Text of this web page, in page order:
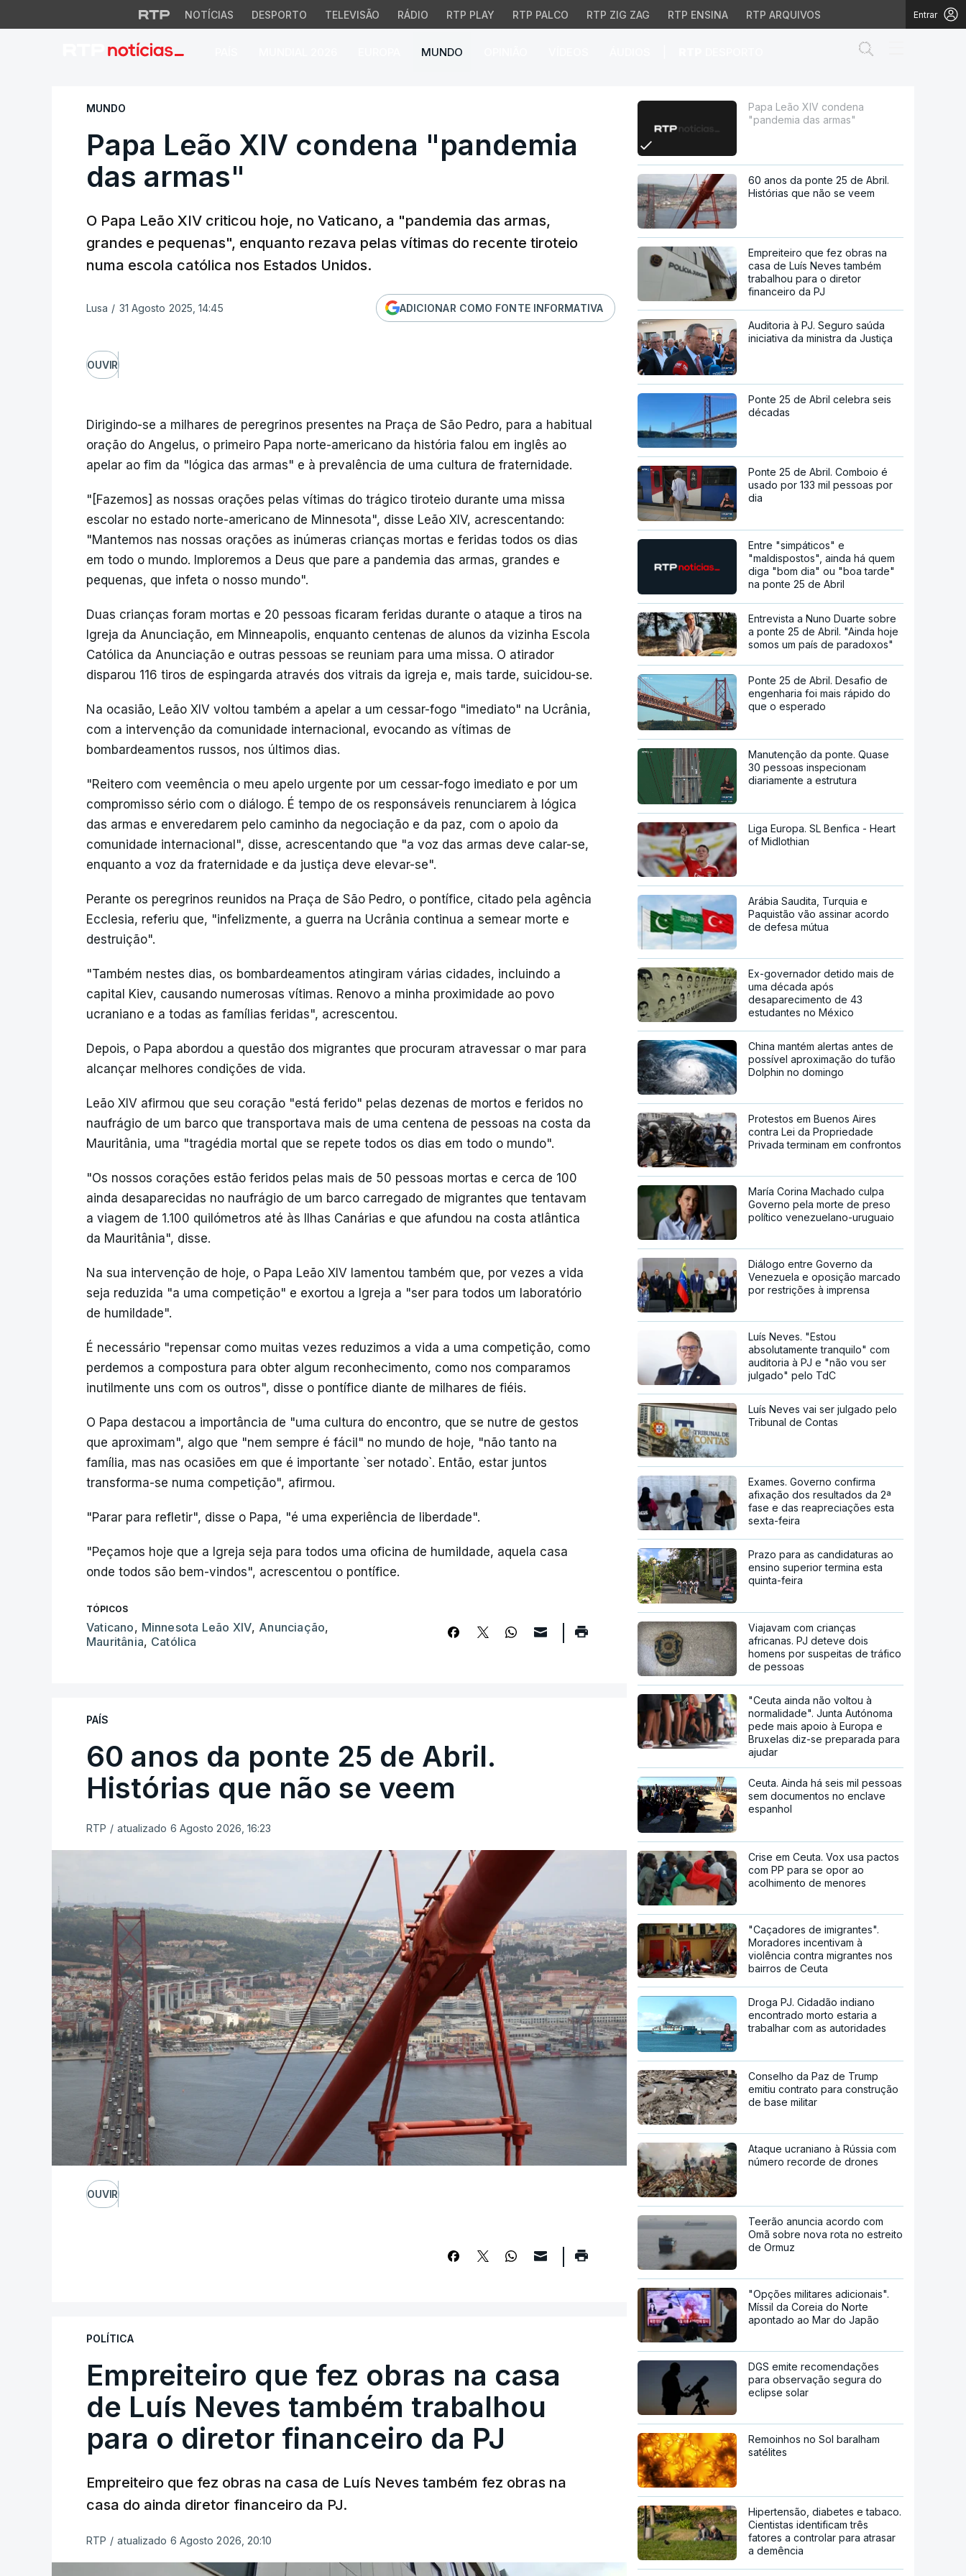
NOTÍCIAS DESPORTO TELEVISÃO RÁDIO RTP PLAY RTP PALCO RTP ZIG ZAG RTP ENSINA RTP ARQUIVOS Entrar
MUNDO
Papa Leão XIV condena "pandemia das armas"
MUNDO
Papa Leão XIV condena "pandemia
das armas"
O Papa Leão XIV criticou hoje, no Vaticano, a "pandemia das armas,
grandes e pequenas", enquanto rezava pelas vítimas do recente tiroteio
numa escola católica nos Estados Unidos.
Lusa / 31 Agosto 2025, 14:45 ADICIONAR COMO FONTE INFORMATIVA
OUVIR
Dirigindo-se a milhares de peregrinos presentes na Praça de São Pedro, para a habitual
oração do Angelus, o primeiro Papa norte-americano da história falou em inglês ao
apelar ao fim da "lógica das armas" e à prevalência de uma cultura de fraternidade.
"[Fazemos] as nossas orações pelas vítimas do trágico tiroteio durante uma missa
escolar no estado norte-americano de Minnesota", disse Leão XIV, acrescentando:
"Mantemos nas nossas orações as inúmeras crianças mortas e feridas todos os dias
em todo o mundo. Imploremos a Deus que pare a pandemia das armas, grandes e
pequenas, que infeta o nosso mundo".
Duas crianças foram mortas e 20 pessoas ficaram feridas durante o ataque a tiros na
Igreja da Anunciação, em Minneapolis, enquanto centenas de alunos da vizinha Escola
Católica da Anunciação e outras pessoas se reuniam para uma missa. O atirador
disparou 116 tiros de espingarda através dos vitrais da igreja e, mais tarde, suicidou-se.
Na ocasião, Leão XIV voltou também a apelar a um cessar-fogo "imediato" na Ucrânia,
com a intervenção da comunidade internacional, evocando as vítimas de
bombardeamentos russos, nos últimos dias.
"Reitero com veemência o meu apelo urgente por um cessar-fogo imediato e por um
compromisso sério com o diálogo. É tempo de os responsáveis renunciarem à lógica
das armas e enveredarem pelo caminho da negociação e da paz, com o apoio da
comunidade internacional", disse, acrescentando que "a voz das armas deve calar-se,
enquanto a voz da fraternidade e da justiça deve elevar-se".
Perante os peregrinos reunidos na Praça de São Pedro, o pontífice, citado pela agência
Ecclesia, referiu que, "infelizmente, a guerra na Ucrânia continua a semear morte e
destruição".
"Também nestes dias, os bombardeamentos atingiram várias cidades, incluindo a
capital Kiev, causando numerosas vítimas. Renovo a minha proximidade ao povo
ucraniano e a todas as famílias feridas", acrescentou.
Depois, o Papa abordou a questão dos migrantes que procuram atravessar o mar para
alcançar melhores condições de vida.
Leão XIV afirmou que seu coração "está ferido" pelas dezenas de mortos e feridos no
naufrágio de um barco que transportava mais de uma centena de pessoas na costa da
Mauritânia, uma "tragédia mortal que se repete todos os dias em todo o mundo".
"Os nossos corações estão feridos pelas mais de 50 pessoas mortas e cerca de 100
ainda desaparecidas no naufrágio de um barco carregado de migrantes que tentavam
a viagem de 1.100 quilómetros até às Ilhas Canárias e que afundou na costa atlântica
da Mauritânia", disse.
Na sua intervenção de hoje, o Papa Leão XIV lamentou também que, por vezes a vida
seja reduzida "a uma competição" e exortou a Igreja a "ser para todos um laboratório
de humildade".
É necessário "repensar como muitas vezes reduzimos a vida a uma competição, como
perdemos a compostura para obter algum reconhecimento, como nos comparamos
inutilmente uns com os outros", disse o pontífice diante de milhares de fiéis.
O Papa destacou a importância de "uma cultura do encontro, que se nutre de gestos
que aproximam", algo que "nem sempre é fácil" no mundo de hoje, "não tanto na
família, mas nas ocasiões em que é importante `ser notado`. Então, estar juntos
transforma-se numa competição", afirmou.
"Parar para refletir", disse o Papa, "é uma experiência de liberdade".
"Peçamos hoje que a Igreja seja para todos uma oficina de humildade, aquela casa
onde todos são bem-vindos", acrescentou o pontífice.
TÓPICOS
Vaticano, Minnesota Leão XIV, Anunciação,
Mauritânia, Católica
PAÍS
60 anos da ponte 25 de Abril.
Histórias que não se veem
RTP / atualizado 6 Agosto 2026, 16:23
OUVIR
POLÍTICA
Empreiteiro que fez obras na casa
de Luís Neves também trabalhou
para o diretor financeiro da PJ
Empreiteiro que fez obras na casa de Luís Neves também fez obras na
casa do ainda diretor financeiro da PJ.
RTP / atualizado 6 Agosto 2026, 20:10
Papa Leão XIV condena
"pandemia das armas"
60 anos da ponte 25 de Abril.
Histórias que não se veem
Empreiteiro que fez obras na
casa de Luís Neves também
trabalhou para o diretor
financeiro da PJ
Auditoria à PJ. Seguro saúda
iniciativa da ministra da Justiça
Ponte 25 de Abril celebra seis
décadas
Ponte 25 de Abril. Comboio é
usado por 133 mil pessoas por
dia
Entre "simpáticos" e
"maldispostos", ainda há quem
diga "bom dia" ou "boa tarde"
na ponte 25 de Abril
Entrevista a Nuno Duarte sobre
a ponte 25 de Abril. "Ainda hoje
somos um país de paradoxos"
Ponte 25 de Abril. Desafio de
engenharia foi mais rápido do
que o esperado
Manutenção da ponte. Quase
30 pessoas inspecionam
diariamente a estrutura
Liga Europa. SL Benfica - Heart
of Midlothian
Arábia Saudita, Turquia e
Paquistão vão assinar acordo
de defesa mútua
Ex-governador detido mais de
uma década após
desaparecimento de 43
estudantes no México
China mantém alertas antes de
possível aproximação do tufão
Dolphin no domingo
Protestos em Buenos Aires
contra Lei da Propriedade
Privada terminam em confrontos
María Corina Machado culpa
Governo pela morte de preso
político venezuelano-uruguaio
Diálogo entre Governo da
Venezuela e oposição marcado
por restrições à imprensa
Luís Neves. "Estou
absolutamente tranquilo" com
auditoria à PJ e "não vou ser
julgado" pelo TdC
Luís Neves vai ser julgado pelo
Tribunal de Contas
Exames. Governo confirma
afixação dos resultados da 2ª
fase e das reapreciações esta
sexta-feira
Prazo para as candidaturas ao
ensino superior termina esta
quinta-feira
Viajavam com crianças
africanas. PJ deteve dois
homens por suspeitas de tráfico
de pessoas
"Ceuta ainda não voltou à
normalidade". Junta Autónoma
pede mais apoio à Europa e
Bruxelas diz-se preparada para
ajudar
Ceuta. Ainda há seis mil pessoas
sem documentos no enclave
espanhol
Crise em Ceuta. Vox usa pactos
com PP para se opor ao
acolhimento de menores
"Caçadores de imigrantes".
Moradores incentivam à
violência contra migrantes nos
bairros de Ceuta
Droga PJ. Cidadão indiano
encontrado morto estaria a
trabalhar com as autoridades
Conselho da Paz de Trump
emitiu contrato para construção
de base militar
Ataque ucraniano à Rússia com
número recorde de drones
Teerão anuncia acordo com
Omã sobre nova rota no estreito
de Ormuz
"Opções militares adicionais".
Míssil da Coreia do Norte
apontado ao Mar do Japão
DGS emite recomendações
para observação segura do
eclipse solar
Remoinhos no Sol baralham
satélites
Hipertensão, diabetes e tabaco.
Cientistas identificam três
fatores a controlar para atrasar
a demência